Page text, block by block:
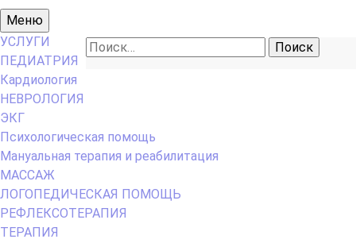
Основное
меню
Меню
Найти:
УСЛУГИ
ПЕДИАТРИЯ
Кардиология
НЕВРОЛОГИЯ
ЭКГ
Психологическая помощь
Мануальная терапия и реабилитация
МАССАЖ
ЛОГОПЕДИЧЕСКАЯ ПОМОЩЬ
РЕФЛЕКСОТЕРАПИЯ
ТЕРАПИЯ